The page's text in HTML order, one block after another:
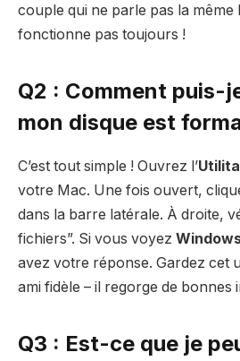
couple qui ne parle pas la même
fonctionne pas toujours !
Q2 : Comment puis-
mon disque est
C’est tout simple ! Ouvrez l’
votre Mac. Une fois ouvert,
dans la barre latérale. À droite,
fichiers”. Si vous voyez
avez votre réponse. Gardez cet
ami fidèle – il regorge de bonnes
Q3 : Est-ce que je